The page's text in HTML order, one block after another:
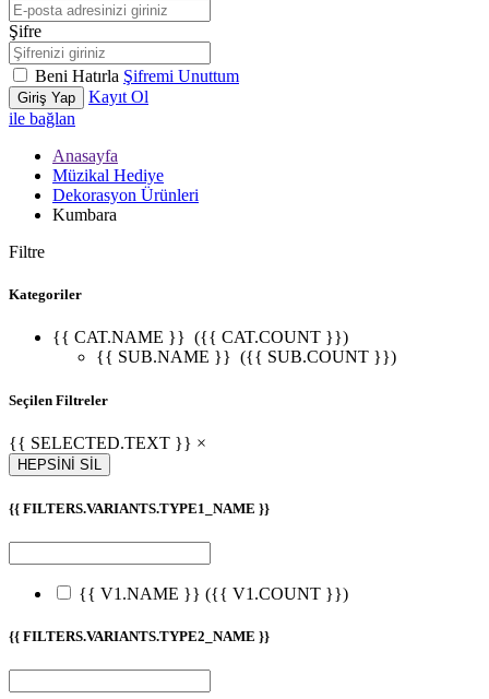
Şifre
Beni Hatırla Şifremi Unuttum
Giriş Yap
Kayıt Ol
ile bağlan
Anasayfa
Müzikal Hediye
Dekorasyon Ürünleri
Kumbara
Filtre
Kategoriler
{{ CAT.NAME }} ({{ CAT.COUNT }})
{{ SUB.NAME }} ({{ SUB.COUNT }})
Seçilen Filtreler
{{ SELECTED.TEXT }} ×
HEPSİNİ SİL
{{ FILTERS.VARIANTS.TYPE1_NAME }}
{{ V1.NAME }} ({{ V1.COUNT }})
{{ FILTERS.VARIANTS.TYPE2_NAME }}